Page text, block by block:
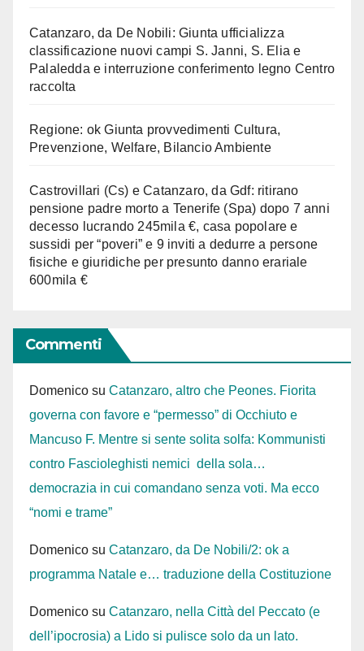
Catanzaro, da De Nobili: Giunta ufficializza
classificazione nuovi campi S. Janni, S. Elia e
Palaledda e interruzione conferimento legno Centro
raccolta
Regione: ok Giunta provvedimenti Cultura,
Prevenzione, Welfare, Bilancio Ambiente
Castrovillari (Cs) e Catanzaro, da Gdf: ritirano
pensione padre morto a Tenerife (Spa) dopo 7 anni
decesso lucrando 245mila €, casa popolare e
sussidi per “poveri” e 9 inviti a dedurre a persone
fisiche e giuridiche per presunto danno erariale
600mila €
Commenti
Domenico su Catanzaro, altro che Peones. Fiorita
governa con favore e “permesso” di Occhiuto e
Mancuso F. Mentre si sente solita solfa: Kommunisti
contro Fascioleghisti nemici della sola…
democrazia in cui comandano senza voti. Ma ecco
“nomi e trame”
Domenico su Catanzaro, da De Nobili/2: ok a
programma Natale e… traduzione della Costituzione
Domenico su Catanzaro, nella Città del Peccato (e
dell’ipocrosia) a Lido si pulisce solo da un lato.